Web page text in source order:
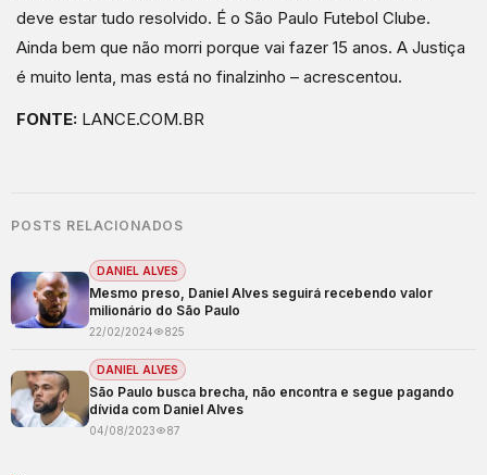
deve estar tudo resolvido. É o São Paulo Futebol Clube.
Ainda bem que não morri porque vai fazer 15 anos. A Justiça
é muito lenta, mas está no finalzinho – acrescentou.
FONTE: LANCE.COM.BR
POSTS RELACIONADOS
DANIEL ALVES
Mesmo preso, Daniel Alves seguirá recebendo valor
milionário do São Paulo
22/02/2024 825
DANIEL ALVES
São Paulo busca brecha, não encontra e segue pagando
dívida com Daniel Alves
04/08/2023 87